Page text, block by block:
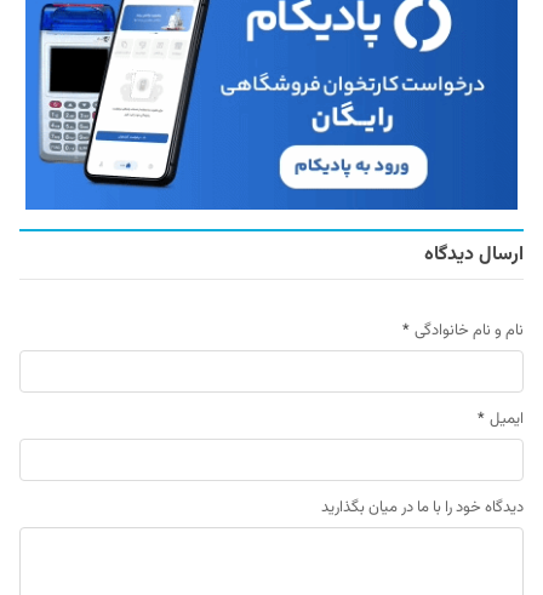
ارسال دیدگاه
نام و نام خانوادگی *
ایمیل *
دیدگاه خود را با ما در میان بگذارید